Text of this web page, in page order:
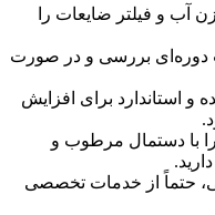
آب و فیلتر ضایعات را
دوره‌ای بررسی و در صورت
و استاندارد برای افزایش
با دستمال مرطوب و
حتماً از خدمات تخصصی